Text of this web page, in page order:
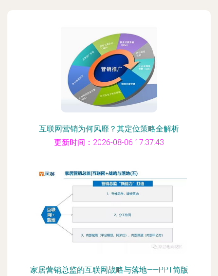
互联网营销为何风靡？其定位策略全解析
更新时间：2026-08-06 17:37:43
家居营销总监的互联网战略与落地——PPT简版